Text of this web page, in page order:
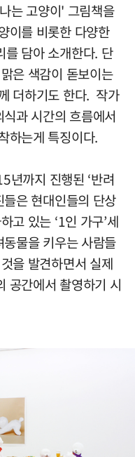
는 고양이' 그림책을
이를 비롯한 다양한
를 담아 소개한다. 단
은 색감이 돋보이는
더하기도 한다. 작가
과 시간의 흐름에서
하는게 특징이다.
까지 진행된 ‘반려
은 현대인들의 단상
고 있는 ‘1인 가구’세
물을 키우는 사람들
을 발견하면서 실제
공간에서 촬영하기 시